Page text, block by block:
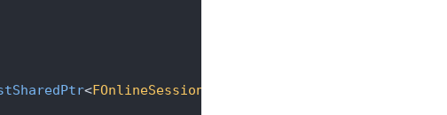
<FOnlineSessionV2AccelByte